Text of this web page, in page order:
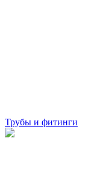
Трубы и фитинги